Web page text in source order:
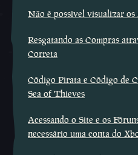
Não é possível visualizar
Resgatando as Compras
Correta
Código Pirata e Código de
Sea of Thieves
Acessando o Site e os
necessário uma conta do